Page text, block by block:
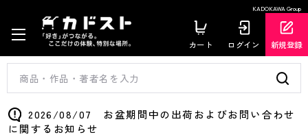
KADOKAWA Group
カート ログイン 新規登録
2026/08/07 お盆期間中の出荷およびお問い合わせ
に関するお知らせ